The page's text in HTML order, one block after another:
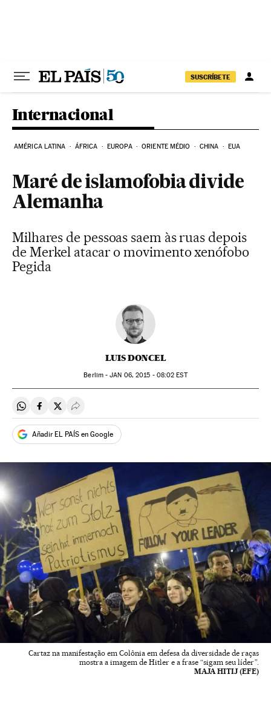
SUSCRÍBETE
Internacional
AMÉRICA LATINA ÁFRICA EUROPA ORIENTE MÉDIO CHINA EUA
Maré de islamofobia divide
Alemanha
Milhares de pessoas saem às ruas depois
de Merkel atacar o movimento xenófobo
Pegida
LUIS DONCEL
Berlim -JAN 06, 2015 - 08:02 EST
Compartir en Whatsapp
Compartir en Facebook
Compartir en Twitter
Desplegar Redes Sociales
Añadir EL PAÍS en Google
Cartaz na manifestação em Colônia em defesa da diversidade de raças
mostra a imagem de Hitler e a frase “sigam seu líder”.
MAJA HITIJ (EFE)